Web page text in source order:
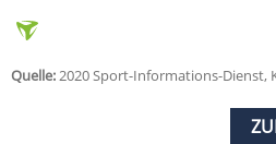
Quelle:2020 Sport-Informations-Dienst,